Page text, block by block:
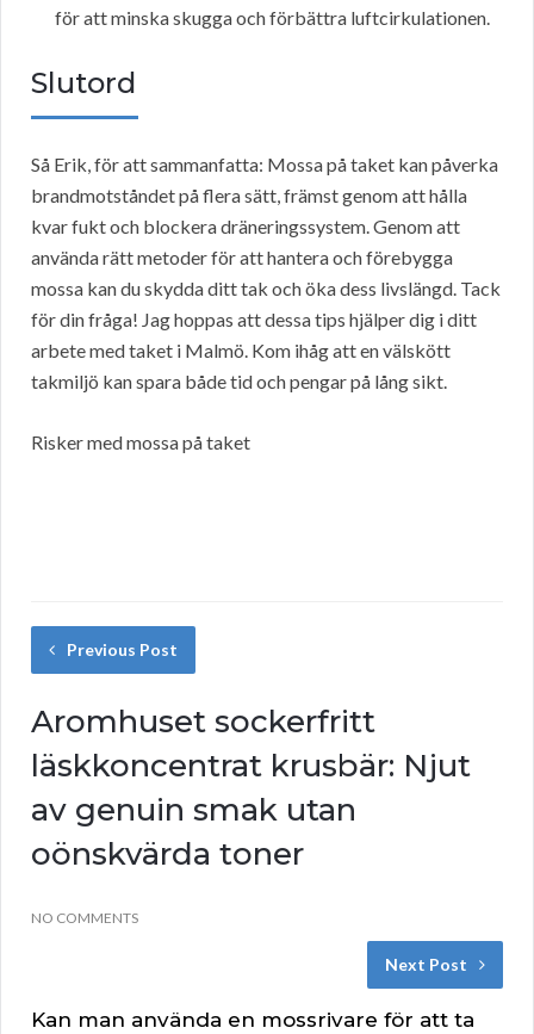
för att minska skugga och förbättra luftcirkulationen.
Slutord
Så Erik, för att sammanfatta: Mossa på taket kan påverka
brandmotståndet på flera sätt, främst genom att hålla
kvar fukt och blockera dräneringssystem. Genom att
använda rätt metoder för att hantera och förebygga
mossa kan du skydda ditt tak och öka dess livslängd. Tack
för din fråga! Jag hoppas att dessa tips hjälper dig i ditt
arbete med taket i Malmö. Kom ihåg att en välskött
takmiljö kan spara både tid och pengar på lång sikt.
Risker med mossa på taket
Previous Post
Aromhuset sockerfritt
läskkoncentrat krusbär: Njut
av genuin smak utan
oönskvärda toner
NO COMMENTS
Next Post
Kan man använda en mossrivare för att ta